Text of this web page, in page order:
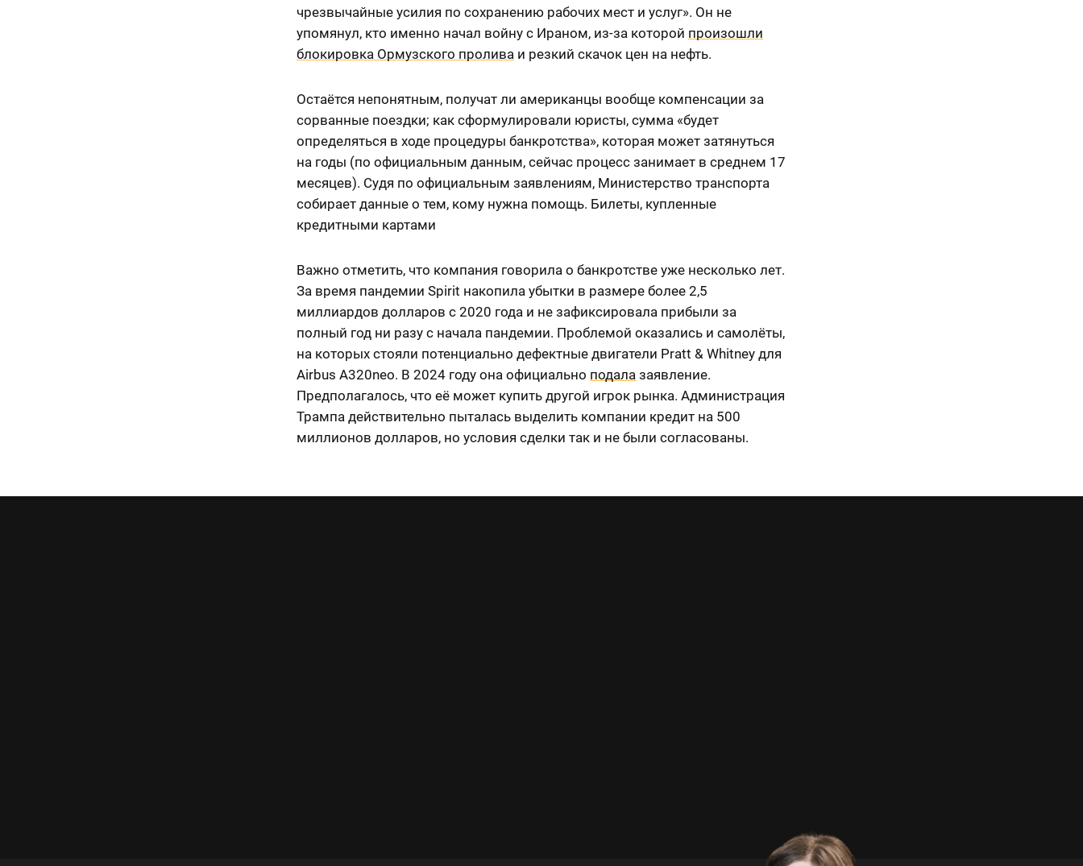
чрезвычайные усилия по сохранению рабочих мест и услуг». Он не
упомянул, кто именно начал войну с Ираном, из-за которой произошли
блокировка Ормузского пролива и резкий скачок цен на нефть.
Остаётся непонятным, получат ли американцы вообще компенсации за
сорванные поездки; как сформулировали юристы, сумма «будет
определяться в ходе процедуры банкротства», которая может затянуться
на годы (по официальным данным, сейчас процесс занимает в среднем 17
месяцев). Судя по официальным заявлениям, Министерство транспорта
собирает данные о тем, кому нужна помощь. Билеты, купленные
кредитными картами
Важно отметить, что компания говорила о банкротстве уже несколько лет.
За время пандемии Spirit накопила убытки в размере более 2,5
миллиардов долларов с 2020 года и не зафиксировала прибыли за
полный год ни разу с начала пандемии. Проблемой оказались и самолёты,
на которых стояли потенциально дефектные двигатели Pratt & Whitney для
Airbus A320neo. В 2024 году она официально подала заявление.
Предполагалось, что её может купить другой игрок рынка. Администрация
Трампа действительно пыталась выделить компании кредит на 500
миллионов долларов, но условия сделки так и не были согласованы.